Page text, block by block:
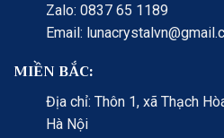
Zalo: 0837 65 1189
Email:
MIỀN BẮC:
Địa chỉ: Thôn 1, xã Thạch
Hà Nội